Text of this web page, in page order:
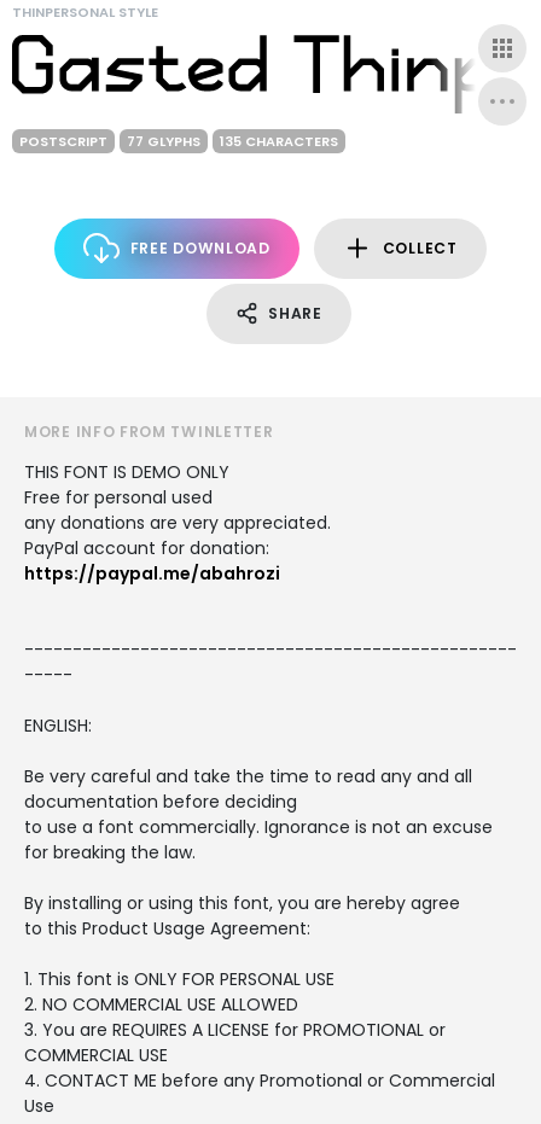
THINPERSONAL STYLE
POSTSCRIPT 77 GLYPHS 135 CHARACTERS
FREE DOWNLOAD COLLECT
SHARE
MORE INFO FROM TWINLETTER
THIS FONT IS DEMO ONLY
Free for personal used
any donations are very appreciated.
PayPal account for donation:
https://paypal.me/abahrozi
---------------------------------------------------
-----
ENGLISH:
Be very careful and take the time to read any and all
documentation before deciding
to use a font commercially. Ignorance is not an excuse
for breaking the law.
By installing or using this font, you are hereby agree
to this Product Usage Agreement:
1. This font is ONLY FOR PERSONAL USE
2. NO COMMERCIAL USE ALLOWED
3. You are REQUIRES A LICENSE for PROMOTIONAL or
COMMERCIAL USE
4. CONTACT ME before any Promotional or Commercial
Use